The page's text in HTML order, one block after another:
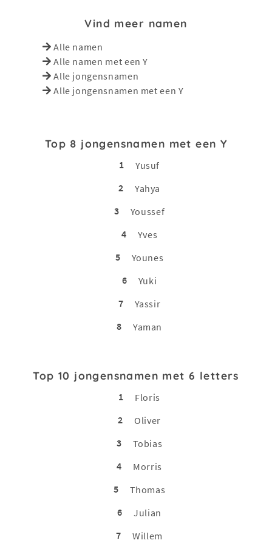
Vind meer namen
Alle namen
Alle namen met een Y
Alle jongensnamen
Alle jongensnamen met een Y
Top 8 jongensnamen met een Y
1
Yusuf
2
Yahya
3
Youssef
4
Yves
5
Younes
6
Yuki
7
Yassir
8
Yaman
Top 10 jongensnamen met 6 letters
1
Floris
2
Oliver
3
Tobias
4
Morris
5
Thomas
6
Julian
7
Willem